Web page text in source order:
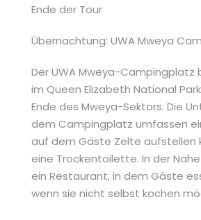
Ende der Tour
Übernachtung: UWA Mweya
Der UWA Mweya-Campingplatz
im Queen Elizabeth National
Ende des Mweya-Sektors. Die
dem Campingplatz umfassen
auf dem Gäste Zelte aufstellen
eine Trockentoilette. In der
ein Restaurant, in dem Gäste
wenn sie nicht selbst kochen